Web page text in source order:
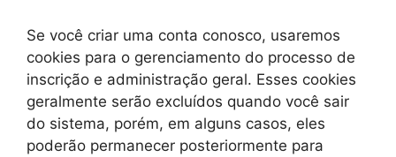
Se você criar uma conta conosco, usaremos
cookies para o gerenciamento do processo de
inscrição e administração geral. Esses cookies
geralmente serão excluídos quando você sair
do sistema, porém, em alguns casos, eles
poderão permanecer posteriormente para